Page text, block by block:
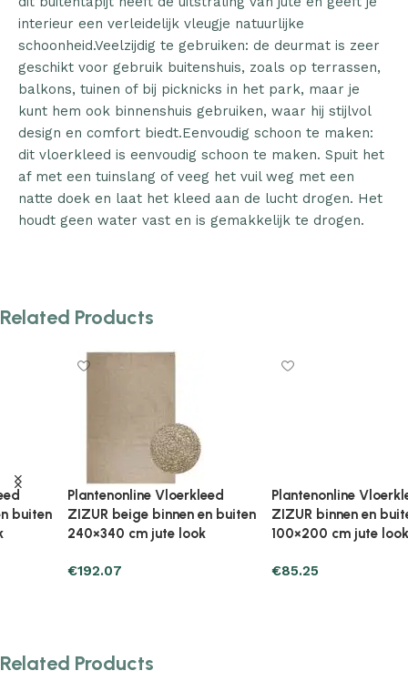
interieur een verleidelijk vleugje natuurlijke
schoonheid.Veelzijdig te gebruiken: de deurmat is zeer
geschikt voor gebruik buitenshuis, zoals op terrassen,
balkons, tuinen of bij picknicks in het park, maar je
kunt hem ook binnenshuis gebruiken, waar hij stijlvol
design en comfort biedt.Eenvoudig schoon te maken:
dit vloerkleed is eenvoudig schoon te maken. Spuit het
af met een tuinslang of veeg het vuil weg met een
natte doek en laat het kleed aan de lucht drogen. Het
houdt geen water vast en is gemakkelijk te drogen.
Related Products
Plantenonline Vloerkleed
ZIZUR binnen en buiten
100×200 cm jute look
Plantenonline Vloerkleed
ZIZUR binnen en buiten 120
cm jute look
Related Products